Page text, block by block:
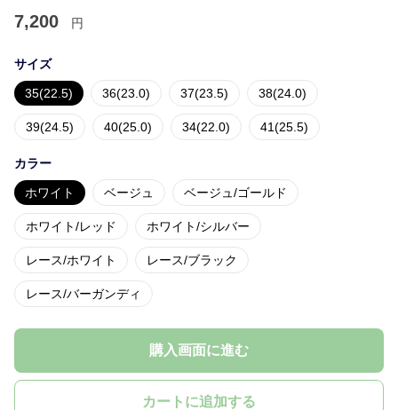
7,200 円
サイズ
35(22.5) 36(23.0) 37(23.5) 38(24.0)
39(24.5) 40(25.0) 34(22.0) 41(25.5)
カラー
ホワイト ベージュ ベージュ/ゴールド
ホワイト/レッド ホワイト/シルバー
レース/ホワイト レース/ブラック
レース/バーガンディ
購入画面に進む
カートに追加する